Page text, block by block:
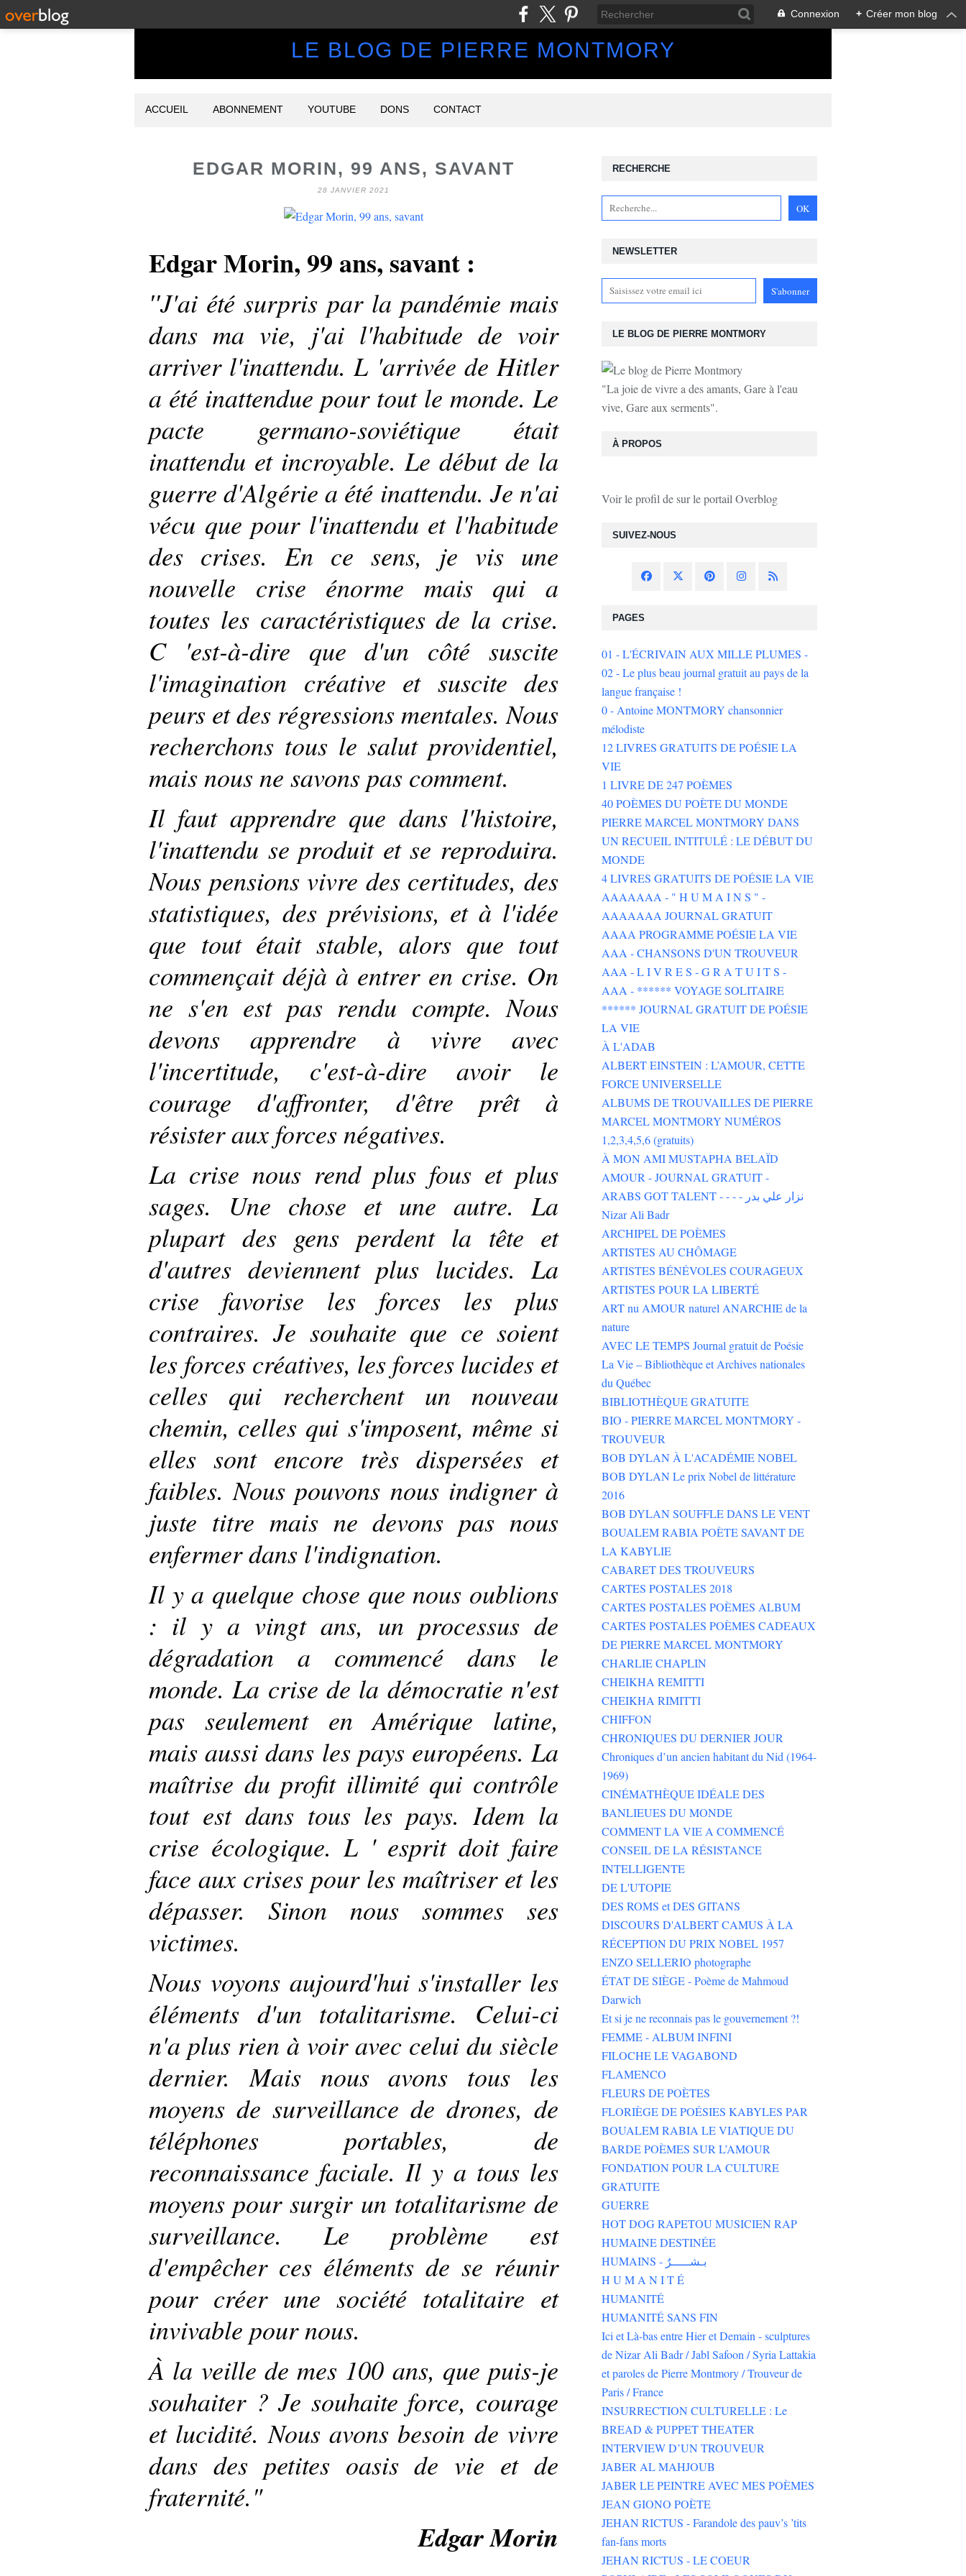
Connexion + Créer mon blog
LE BLOG DE PIERRE MONTMORY
ACCUEIL ABONNEMENT YOUTUBE DONS CONTACT
EDGAR MORIN, 99 ANS, SAVANT
28 JANVIER 2021
Edgar Morin, 99 ans, savant :
′′J'ai été surpris par la pandémie mais
dans ma vie, j'ai l'habitude de voir
arriver l'inattendu. L 'arrivée de Hitler
a été inattendue pour tout le monde. Le
pacte germano-soviétique était
inattendu et incroyable. Le début de la
guerre d'Algérie a été inattendu. Je n'ai
vécu que pour l'inattendu et l'habitude
des crises. En ce sens, je vis une
nouvelle crise énorme mais qui a
toutes les caractéristiques de la crise.
C 'est-à-dire que d'un côté suscite
l'imagination créative et suscite des
peurs et des régressions mentales. Nous
recherchons tous le salut providentiel,
mais nous ne savons pas comment.
Il faut apprendre que dans l'histoire,
l'inattendu se produit et se reproduira.
Nous pensions vivre des certitudes, des
statistiques, des prévisions, et à l'idée
que tout était stable, alors que tout
commençait déjà à entrer en crise. On
ne s'en est pas rendu compte. Nous
devons apprendre à vivre avec
l'incertitude, c'est-à-dire avoir le
courage d'affronter, d'être prêt à
résister aux forces négatives.
La crise nous rend plus fous et plus
sages. Une chose et une autre. La
plupart des gens perdent la tête et
d'autres deviennent plus lucides. La
crise favorise les forces les plus
contraires. Je souhaite que ce soient
les forces créatives, les forces lucides et
celles qui recherchent un nouveau
chemin, celles qui s'imposent, même si
elles sont encore très dispersées et
faibles. Nous pouvons nous indigner à
juste titre mais ne devons pas nous
enfermer dans l'indignation.
Il y a quelque chose que nous oublions
: il y a vingt ans, un processus de
dégradation a commencé dans le
monde. La crise de la démocratie n'est
pas seulement en Amérique latine,
mais aussi dans les pays européens. La
maîtrise du profit illimité qui contrôle
tout est dans tous les pays. Idem la
crise écologique. L ' esprit doit faire
face aux crises pour les maîtriser et les
dépasser. Sinon nous sommes ses
victimes.
Nous voyons aujourd'hui s'installer les
éléments d'un totalitarisme. Celui-ci
n'a plus rien à voir avec celui du siècle
dernier. Mais nous avons tous les
moyens de surveillance de drones, de
téléphones portables, de
reconnaissance faciale. Il y a tous les
moyens pour surgir un totalitarisme de
surveillance. Le problème est
d'empêcher ces éléments de se réunir
pour créer une société totalitaire et
invivable pour nous.
À la veille de mes 100 ans, que puis-je
souhaiter ? Je souhaite force, courage
et lucidité. Nous avons besoin de vivre
dans des petites oasis de vie et de
fraternité."
Edgar Morin
NEWSLETTER
SUIVEZ-NOUS
RECHERCHE
LE BLOG DE PIERRE MONTMORY
"La joie de vivre a des amants, Gare à l'eau
vive, Gare aux serments".
À PROPOS
Voir le profil desur le portail Overblog
PAGES
01 - L'ÉCRIVAIN AUX MILLE PLUMES -
02 - Le plus beau journal gratuit au pays de la
langue française !
0 - Antoine MONTMORY chansonnier
mélodiste
12 LIVRES GRATUITS DE POÉSIE LA
VIE
1 LIVRE DE 247 POÈMES
40 POÈMES DU POÈTE DU MONDE
PIERRE MARCEL MONTMORY DANS
UN RECUEIL INTITULÉ : LE DÉBUT DU
MONDE
4 LIVRES GRATUITS DE POÉSIE LA VIE
AAAAAAA - " H U M A I N S " -
AAAAAAA JOURNAL GRATUIT
AAAA PROGRAMME POÉSIE LA VIE
AAA - CHANSONS D'UN TROUVEUR
AAA - L I V R E S - G R A T U I T S -
AAA - ****** VOYAGE SOLITAIRE
****** JOURNAL GRATUIT DE POÉSIE
LA VIE
À L'ADAB
ALBERT EINSTEIN : L’AMOUR, CETTE
FORCE UNIVERSELLE
ALBUMS DE TROUVAILLES DE PIERRE
MARCEL MONTMORY NUMÉROS
1,2,3,4,5,6 (gratuits)
À MON AMI MUSTAPHA BELAÏD
AMOUR - JOURNAL GRATUIT -
ARABS GOT TALENT - - - - نزار علي بدر
Nizar Ali Badr
ARCHIPEL DE POÈMES
ARTISTES AU CHÔMAGE
ARTISTES BÉNÉVOLES COURAGEUX
ARTISTES POUR LA LIBERTÉ
ART nu AMOUR naturel ANARCHIE de la
nature
AVEC LE TEMPS Journal gratuit de Poésie
La Vie – Bibliothèque et Archives nationales
du Québec
BIBLIOTHÈQUE GRATUITE
BIO - PIERRE MARCEL MONTMORY -
TROUVEUR
BOB DYLAN À L'ACADÉMIE NOBEL
BOB DYLAN Le prix Nobel de littérature
2016
BOB DYLAN SOUFFLE DANS LE VENT
BOUALEM RABIA POÈTE SAVANT DE
LA KABYLIE
CABARET DES TROUVEURS
CARTES POSTALES 2018
CARTES POSTALES POÈMES ALBUM
CARTES POSTALES POÈMES CADEAUX
DE PIERRE MARCEL MONTMORY
CHARLIE CHAPLIN
CHEIKHA REMITTI
CHEIKHA RIMITTI
CHIFFON
CHRONIQUES DU DERNIER JOUR
Chroniques d’un ancien habitant du Nid (1964-
1969)
CINÉMATHÈQUE IDÉALE DES
BANLIEUES DU MONDE
COMMENT LA VIE A COMMENCÉ
CONSEIL DE LA RÉSISTANCE
INTELLIGENTE
DE L'UTOPIE
DES ROMS et DES GITANS
DISCOURS D'ALBERT CAMUS À LA
RÉCEPTION DU PRIX NOBEL 1957
ENZO SELLERIO photographe
ÉTAT DE SIÈGE - Poème de Mahmoud
Darwich
Et si je ne reconnais pas le gouvernement ?!
FEMME - ALBUM INFINI
FILOCHE LE VAGABOND
FLAMENCO
FLEURS DE POÈTES
FLORIÈGE DE POÉSIES KABYLES PAR
BOUALEM RABIA LE VIATIQUE DU
BARDE POÈMES SUR L’AMOUR
FONDATION POUR LA CULTURE
GRATUITE
GUERRE
HOT DOG RAPETOU MUSICIEN RAP
HUMAINE DESTINÉE
HUMAINS - بـشـــــرٌ
H U M A N I T É
HUMANITÉ
HUMANITÉ SANS FIN
Ici et Là-bas entre Hier et Demain - sculptures
de Nizar Ali Badr / Jabl Safoon / Syria Lattakia
et paroles de Pierre Montmory / Trouveur de
Paris / France
INSURRECTION CULTURELLE : Le
BREAD & PUPPET THEATER
INTERVIEW D’UN TROUVEUR
JABER AL MAHJOUB
JABER LE PEINTRE AVEC MES POÈMES
JEAN GIONO POÈTE
JEHAN RICTUS - Farandole des pauv’s ’tits
fan-fans morts
JEHAN RICTUS - LE COEUR